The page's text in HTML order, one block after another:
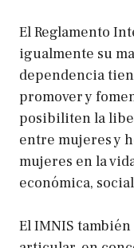
El Reglamento
igualmente su
dependencia
promover y
posibiliten la
entre mujeres y
mujeres en la
económica,
El IMNIS